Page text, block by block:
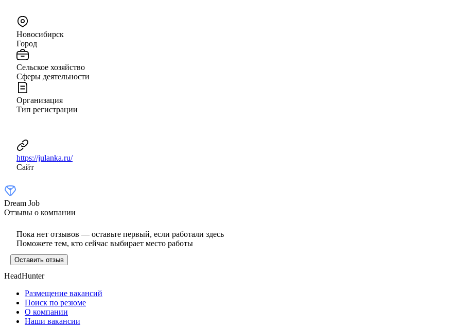
Новосибирск
Город
Сельское хозяйство
Сферы деятельности
Организация
Тип регистрации
https://julanka.ru/
Сайт
Dream Job
Отзывы о компании
Пока нет отзывов — оставьте первый, если работали здесь
Поможете тем, кто сейчас выбирает место работы
Оставить отзыв
HeadHunter
Размещение вакансий
Поиск по резюме
О компании
Наши вакансии